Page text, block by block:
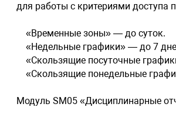
для работы с критериями доступа
«Временные зоны» — до суток.
«Недельные графики» — до 7
«Скользящие посуточные
«Скользящие понедельные
Модуль SM05 «Дисциплинарные